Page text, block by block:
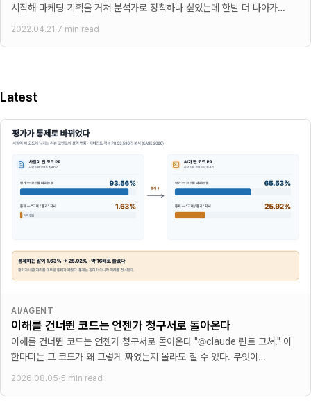
시작해 마케팅 기획을 거쳐 분석가로 정착하나 싶었는데 한발 더 나아가
사업관리까지 한다. 감사하게도 2년 동안 데이터
2022.04.21·7 min read
Latest
AI/AGENT
이해를 건너뛴 코드는 언젠가 청구서로 돌아온다
이해를 건너뛴 코드는 언젠가 청구서로 돌아온다 "@claude 린트 고쳐." 이
한마디는 그 코드가 왜 그렇게 짜였는지 몰라도 칠 수 있다. 무엇이
잘못됐는지
2026.08.05·5 min read